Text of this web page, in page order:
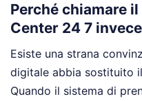
Perché chiamare
Center 24 7
Esiste una strana
digitale abbia sostituito
Quando il sistema di